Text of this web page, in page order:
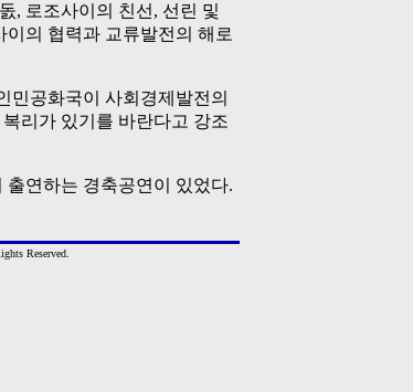
, 로조사이의 친선, 선린 및
이의 협력과 교류발전의 해로
민공화국이 사회경제발전의
리가 있기를 바란다고 강조
연하는 경축공연이 있었다.
Reserved.